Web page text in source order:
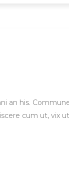
an his.
cum ut, vix